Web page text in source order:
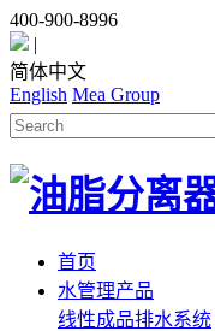
400-900-8996
|
简体中文
English Mea Group
首页
水管理产品
线性成品排水系统